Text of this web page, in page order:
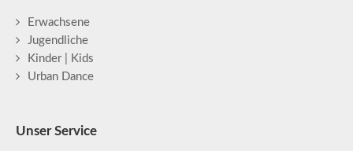
Erwachsene
Jugendliche
Kinder | Kids
Urban Dance
Unser Service